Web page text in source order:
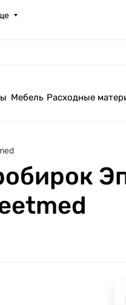
Мебель Расходные